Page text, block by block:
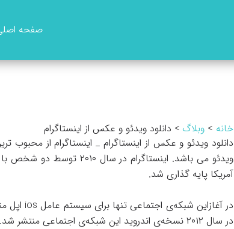
صفحه
خانه وبلاگ
دانلود ویدئو و عکس از اینستاگرام
دانلود ویدئو و عکس از اینستاگرام _ اینستاگرام از
ویدئو می باشد.
آمریکا پایه گذاری شد.
در سال ۲۰۱۲ نسخه‌ی اندروید این شبکه‌ی اجتماعی منتشر شد.